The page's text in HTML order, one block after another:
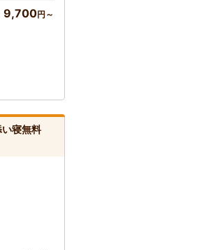
9,700円～
寝無料